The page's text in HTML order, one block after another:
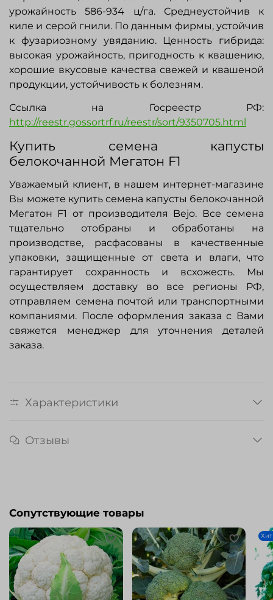
урожайность 586-934 ц/га. Среднеустойчив к
киле и серой гнили. По данным фирмы, устойчив
к фузариозному увяданию. Ценность гибрида:
высокая урожайность, пригодность к квашению,
хорошие вкусовые качества свежей и квашеной
продукции, устойчивость к болезням.
Ссылка на Госреестр РФ:
http://reestr.gossortrf.ru/reestr/sort/9350705.html
Купить семена капусты
белокочанной Мегатон F1
Уважаемый клиент, в нашем интернет-магазине
Вы можете купить семена капусты белокочанной
Мегатон F1 от производителя Bejo. Все семена
тщательно отобраны и обработаны на
производстве, расфасованы в качественные
упаковки, защищенные от света и влаги, что
гарантирует сохранность и всхожесть. Мы
осуществляем доставку во все регионы РФ,
отправляем семена почтой или транспортными
компаниями. После оформления заказа с Вами
свяжется менеджер для уточнения деталей
заказа.
Характеристики
Отзывы
Сопутствующие товары